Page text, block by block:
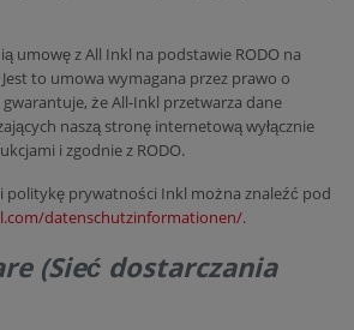
umowę z All Inkl na podstawie RODO na
to umowa wymagana przez prawo o
że All-Inkl przetwarza dane
naszą stronę internetową wyłącznie
i zgodnie z RODO.
politykę prywatności Inkl można znaleźć pod
datenschutzinformationen/.
(Sieć dostarczania